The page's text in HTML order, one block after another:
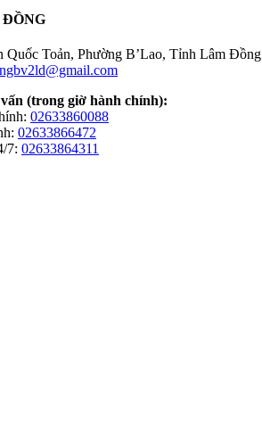
Quốc Toản, Phường B’Lao, Tỉnh Lâm Đồng
(trong giờ hành chính):
02633860088
02633866472
7: 02633864311